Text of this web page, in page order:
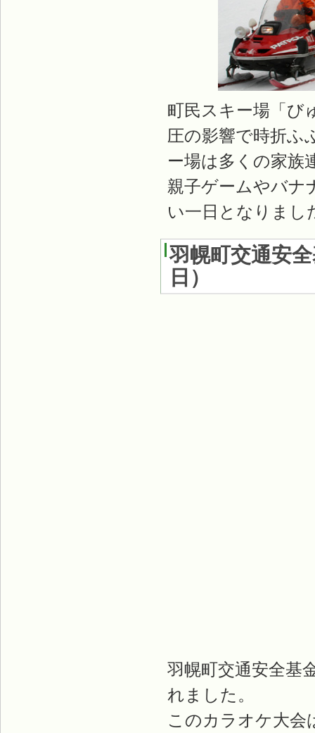
町民スキー場「び
圧の影響で時折ふ
ー場は多くの家族
親子ゲームやバナ
い一日となりまし
羽幌町交通安
日 ）
羽幌町交通安全基
れました。
このカラオケ大会